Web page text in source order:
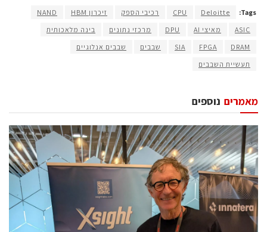
Tags:
Deloitte
CPU רכיבי הספק זיכרון HBM
NAND
ASIC
מאיצי AI DPU מרכזי נתונים
בינה מלאכותית
DRAM
FPGA
SIA שבבים
שבבים אנלוגיים
תעשיית השבבים
נוספים מאמרים